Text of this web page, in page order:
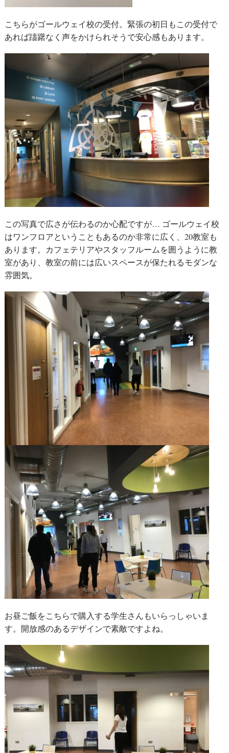
こちらがゴールウェイ校の受付。緊張の初日もこの受付で
あれば躊躇なく声をかけられそうで安心感もあります。
この写真で広さが伝わるのか心配ですが… ゴールウェイ校
はワンフロアということもあるのか非常に広く、20教室も
あります。カフェテリアやスタッフルームを囲うように教
室があり、教室の前には広いスペースが保たれるモダンな
雰囲気。
お昼ご飯をこちらで購入する学生さんもいらっしゃいま
す。開放感のあるデザインで素敵ですよね。